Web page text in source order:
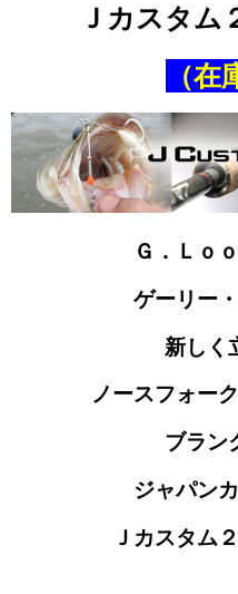
Ｊカスタム
（在
Ｇ．Ｌｏ
ゲーリー
新しく
ノースフォー
ブラン
ジャパン
Ｊカスタム